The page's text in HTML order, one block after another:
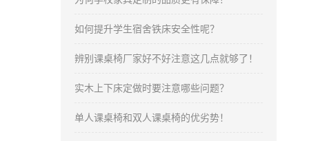
如何提升学生宿舍铁床安全性呢？
辨别课桌椅厂家好不好注意这几点就够了！
实木上下床定做时要注意哪些问题？
单人课桌椅和双人课桌椅的优劣势！